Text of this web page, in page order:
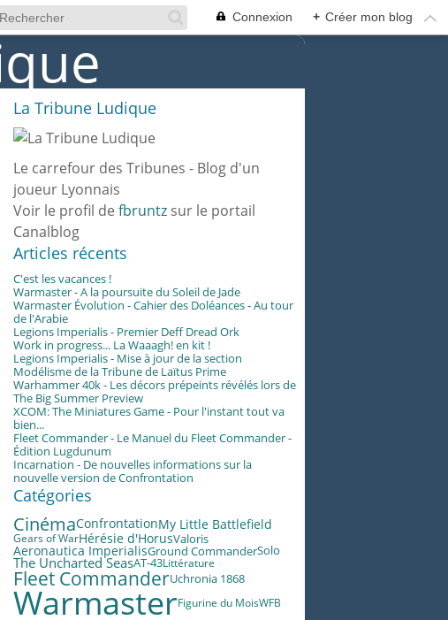
Connexion + Créer mon blog
La Tribune Ludique
Le carrefour des Tribunes - Blog d'un
joueur Lyonnais
Voir le profil de fbruntz sur le portail
Canalblog
Articles récents
C'est les vacances !
Warmaster - A la poursuite du Soleil de Jade
Warmaster Évolution - Cahier des Doléances - Au tour
de l'Arabie
Legions Imperialis - Premier Deff Dread Ork
Work in progress... La Waaagh! en kit !
Legions Imperialis - Mise à jour de la section
Modélisme de la Tribune de Laïtus Prime
Warhammer 40k - Les décors prépeints révélés lors de
The Big Summer Preview
XCOM: The Miniatures Game - Pour l'instant tout va
bien...
Fleet Commander - Le Manuel du Fleet Commander -
Édition Lugdunum
Incarnation - De nouvelles informations sur la
nouvelle version de Confrontation
Catégories
CinémaConfrontationMy Little Battlefield
Gears of WarHérésie d'HorusValoris
Aeronautica ImperialisGround CommanderSolo
The Uncharted SeasAT-43Littérature
Fleet CommanderUchronia 1868
WarmasterFigurine du MoisWFB